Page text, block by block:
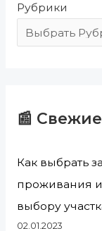
:Рубрики
📰
Как выбрать
проживания и
выбору
02.01.2023